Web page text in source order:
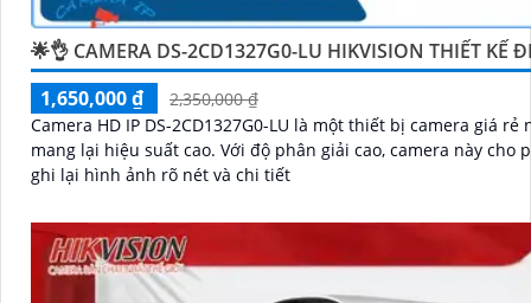
🌟👌 CAMERA DS-2CD1327G0-LU HIKVISION THIẾT KẾ
1,650,000 ₫
2,350,000 ₫
Camera HD IP DS-2CD1327G0-LU là một thiết bị camera giá rẻ
mang lại hiệu suất cao. Với độ phân giải cao, camera này cho phép bạn
ghi lại hình ảnh rõ nét và chi tiết